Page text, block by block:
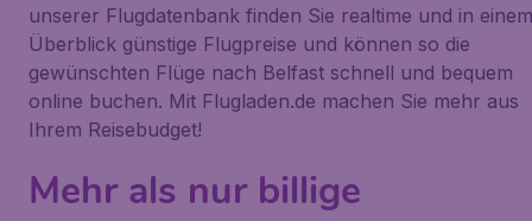
unserer Flugdatenbank finden Sie realtime und in einem
Überblick günstige Flugpreise und können so die
gewünschten Flüge nach Belfast schnell und bequem
online buchen. Mit Flugladen.de machen Sie mehr aus
Ihrem Reisebudget!
Mehr als nur billige